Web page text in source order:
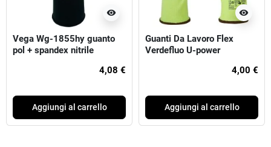
visibility
Vega Wg-1855hy guanto
pol + spandex nitrile
4,08 €
Aggiungi al carrello
visibility
Guanti Da Lavoro Flex
Verdefluo U-power
4,00 €
Aggiungi al carrello